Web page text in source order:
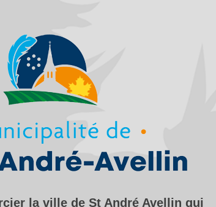
la ville de St André Avellin qui